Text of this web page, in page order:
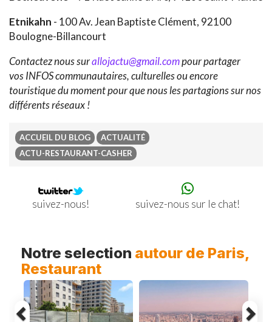
Etnikahn - 100 Av. Jean Baptiste Clément, 92100
Boulogne-Billancourt
Contactez nous surallojactu@gmail.compour partager
vos INFOS communautaires, culturelles ou encore
touristique du moment pour que nous les partagions sur nos
différents réseaux !
ACCUEIL DU BLOG
ACTUALITÉ
ACTU-RESTAURANT-CASHER
suivez-nous! suivez-nous sur le chat!
Notre selection autour de Paris,
Restaurant